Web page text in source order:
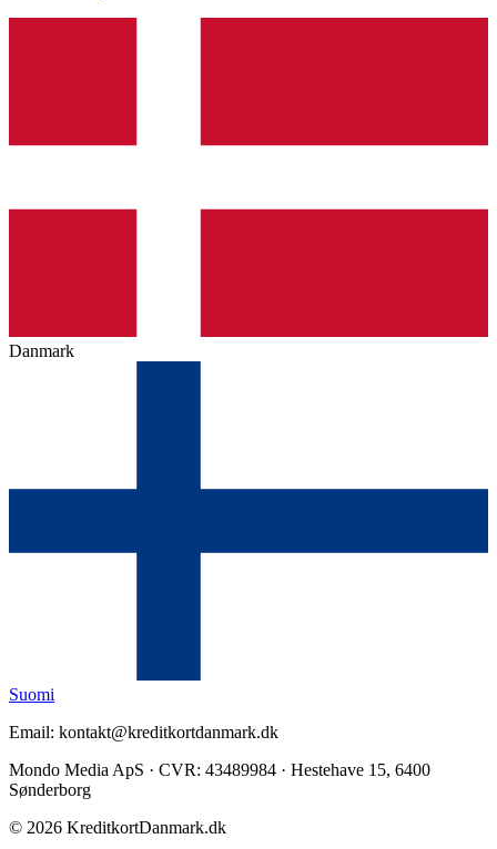
Danmark
Suomi
Email: kontakt@kreditkortdanmark.dk
Mondo Media ApS · CVR: 43489984 · Hestehave 15, 6400
Sønderborg
© 2026 KreditkortDanmark.dk